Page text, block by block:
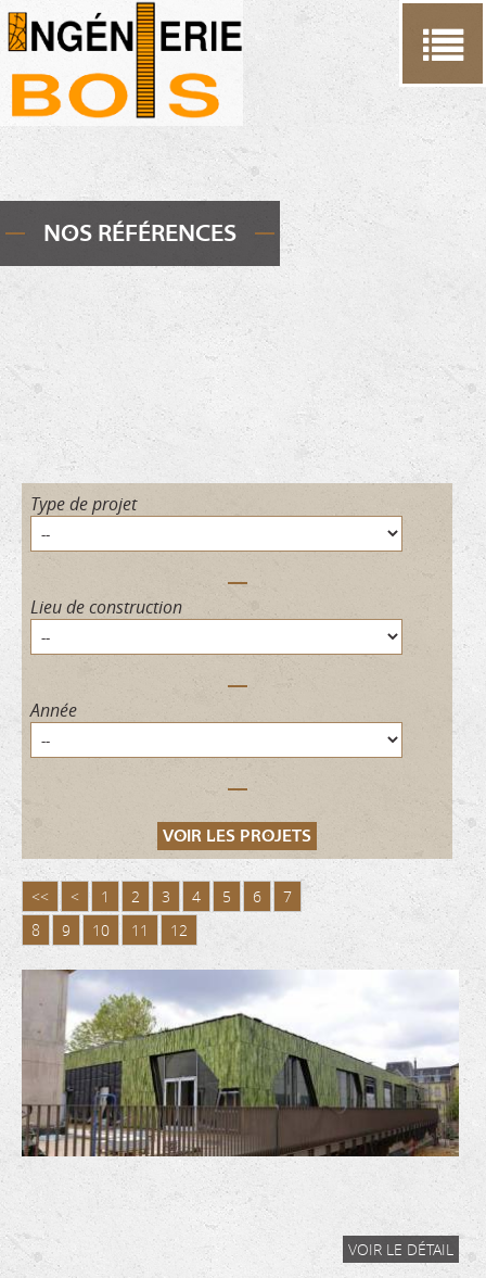
NOS RÉFÉRENCES
Type de projet
Lieu de construction
Année
<< < 1 2 3 4 5 6
7
8
9 10 11 12
VOIR LE DÉTAIL
Cookies management panel